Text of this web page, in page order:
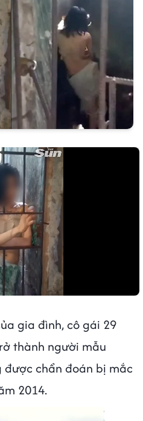
gia đình, cô gái 29
thành người mẫu
chẩn đoán bị mắc
2014.